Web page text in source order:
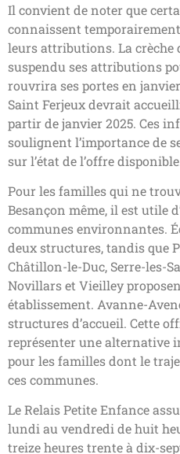
Il convient de noter que
connaissent
leurs attributions. La crèche
suspendu ses attributions
rouvrira ses portes en
Saint Ferjeux devrait
partir de janvier 2025. Ces
soulignent l’importance de
sur l’état de l’offre
Pour les familles qui ne
Besançon même, il est utile
communes environnantes.
deux structures, tandis que
Châtillon-le-Duc, Serre-les-
Novillars et Vieilley
établissement. Avanne-
structures d’accueil. Cette
représenter une alternative
pour les familles dont le
ces communes.
Le Relais Petite Enfance
lundi au vendredi de huit
treize heures trente à dix-